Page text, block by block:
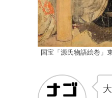
国宝「源氏物語絵巻